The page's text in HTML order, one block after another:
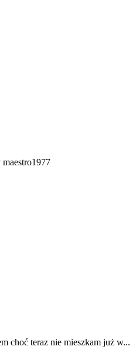
choć teraz nie mieszkam już w...